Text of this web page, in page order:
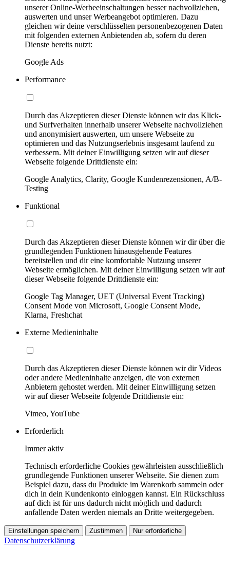
unserer Online-Werbeeinschaltungen besser nachvollziehen,
auswerten und unser Werbeangebot optimieren. Dazu
gleichen wir deine verschlüsselten personenbezogenen Daten
mit folgenden externen Anbietenden ab, sofern du deren
Dienste bereits nutzt:
Google Ads
Performance
Durch das Akzeptieren dieser Dienste können wir das Klick-
und Surfverhalten innerhalb unserer Webseite nachvollziehen
und anonymisiert auswerten, um unsere Webseite zu
optimieren und das Nutzungserlebnis insgesamt laufend zu
verbessern. Mit deiner Einwilligung setzen wir auf dieser
Webseite folgende Drittdienste ein:
Google Analytics, Clarity, Google Kundenrezensionen, A/B-
Testing
Funktional
Durch das Akzeptieren dieser Dienste können wir dir über die
grundlegenden Funktionen hinausgehende Features
bereitstellen und dir eine komfortable Nutzung unserer
Webseite ermöglichen. Mit deiner Einwilligung setzen wir auf
dieser Webseite folgende Drittdienste ein:
Google Tag Manager, UET (Universal Event Tracking)
Consent Mode von Microsoft, Google Consent Mode,
Klarna, Freshchat
Externe Medieninhalte
Durch das Akzeptieren dieser Dienste können wir dir Videos
oder andere Medieninhalte anzeigen, die von externen
Anbietern gehostet werden. Mit deiner Einwilligung setzen
wir auf dieser Webseite folgende Drittdienste ein:
Vimeo, YouTube
Erforderlich
Immer aktiv
Technisch erforderliche Cookies gewährleisten ausschließlich
grundlegende Funktionen unserer Webseite. Sie dienen zum
Beispiel dazu, dass du Produkte im Warenkorb sammeln oder
dich in dein Kundenkonto einloggen kannst. Ein Rückschluss
auf dich ist für uns dadurch nicht möglich und dadurch
anfallende Daten werden niemals an Dritte weitergegeben.
Einstellungen speichern Zustimmen Nur erforderliche
Datenschutzerklärung